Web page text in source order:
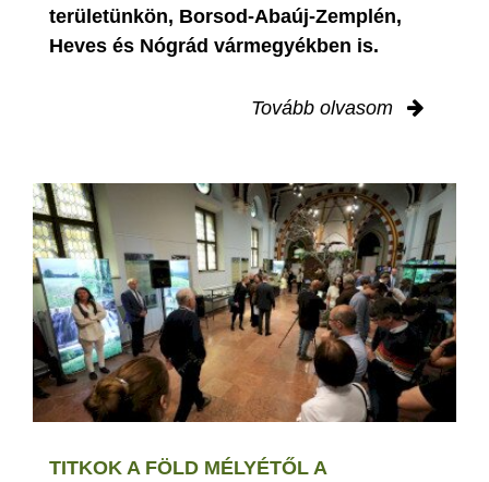
területünkön, Borsod-Abaúj-Zemplén,
Heves és Nógrád vármegyékben is.
Tovább olvasom
TITKOK A FÖLD MÉLYÉTŐL A